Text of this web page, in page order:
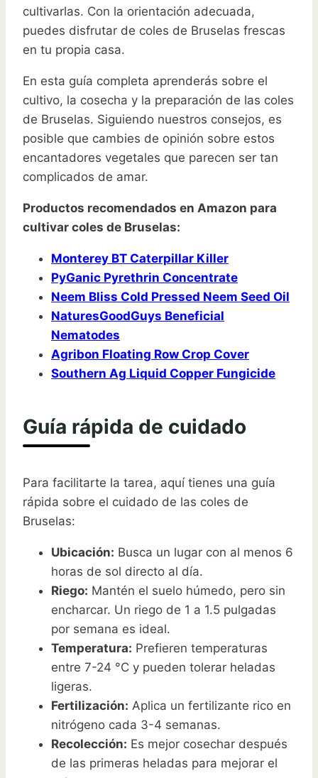
cultivarlas. Con la orientación adecuada,
puedes disfrutar de coles de Bruselas frescas
en tu propia casa.
En esta guía completa aprenderás sobre el
cultivo, la cosecha y la preparación de las coles
de Bruselas. Siguiendo nuestros consejos, es
posible que cambies de opinión sobre estos
encantadores vegetales que parecen ser tan
complicados de amar.
Productos recomendados en Amazon para
cultivar coles de Bruselas:
Monterey BT Caterpillar Killer
PyGanic Pyrethrin Concentrate
Neem Bliss Cold Pressed Neem Seed Oil
NaturesGoodGuys Beneficial
Nematodes
Agribon Floating Row Crop Cover
Southern Ag Liquid Copper Fungicide
Guía rápida de cuidado
Para facilitarte la tarea, aquí tienes una guía
rápida sobre el cuidado de las coles de
Bruselas:
Ubicación: Busca un lugar con al menos 6
horas de sol directo al día.
Riego: Mantén el suelo húmedo, pero sin
encharcar. Un riego de 1 a 1.5 pulgadas
por semana es ideal.
Temperatura: Prefieren temperaturas
entre 7-24 °C y pueden tolerar heladas
ligeras.
Fertilización: Aplica un fertilizante rico en
nitrógeno cada 3-4 semanas.
Recolección: Es mejor cosechar después
de las primeras heladas para mejorar el